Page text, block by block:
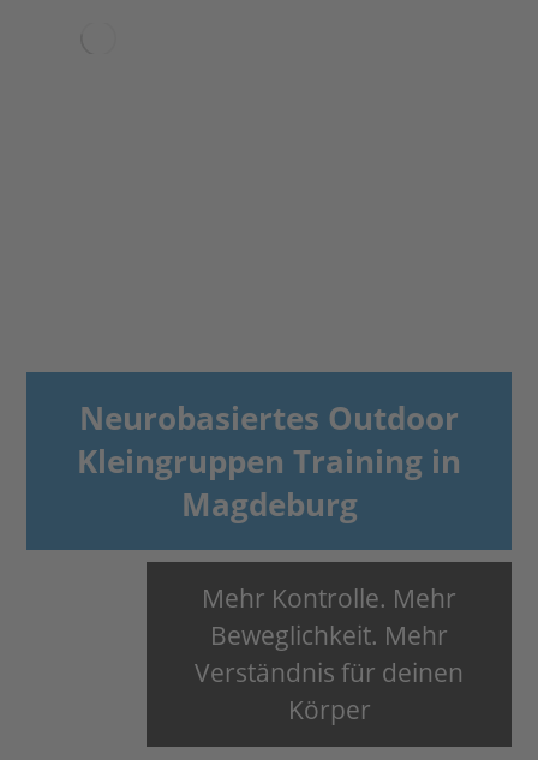
Neurobasiertes Outdoor
Kleingruppen Training in
Magdeburg
Mehr Kontrolle. Mehr
Beweglichkeit. Mehr
Verständnis für deinen
Körper